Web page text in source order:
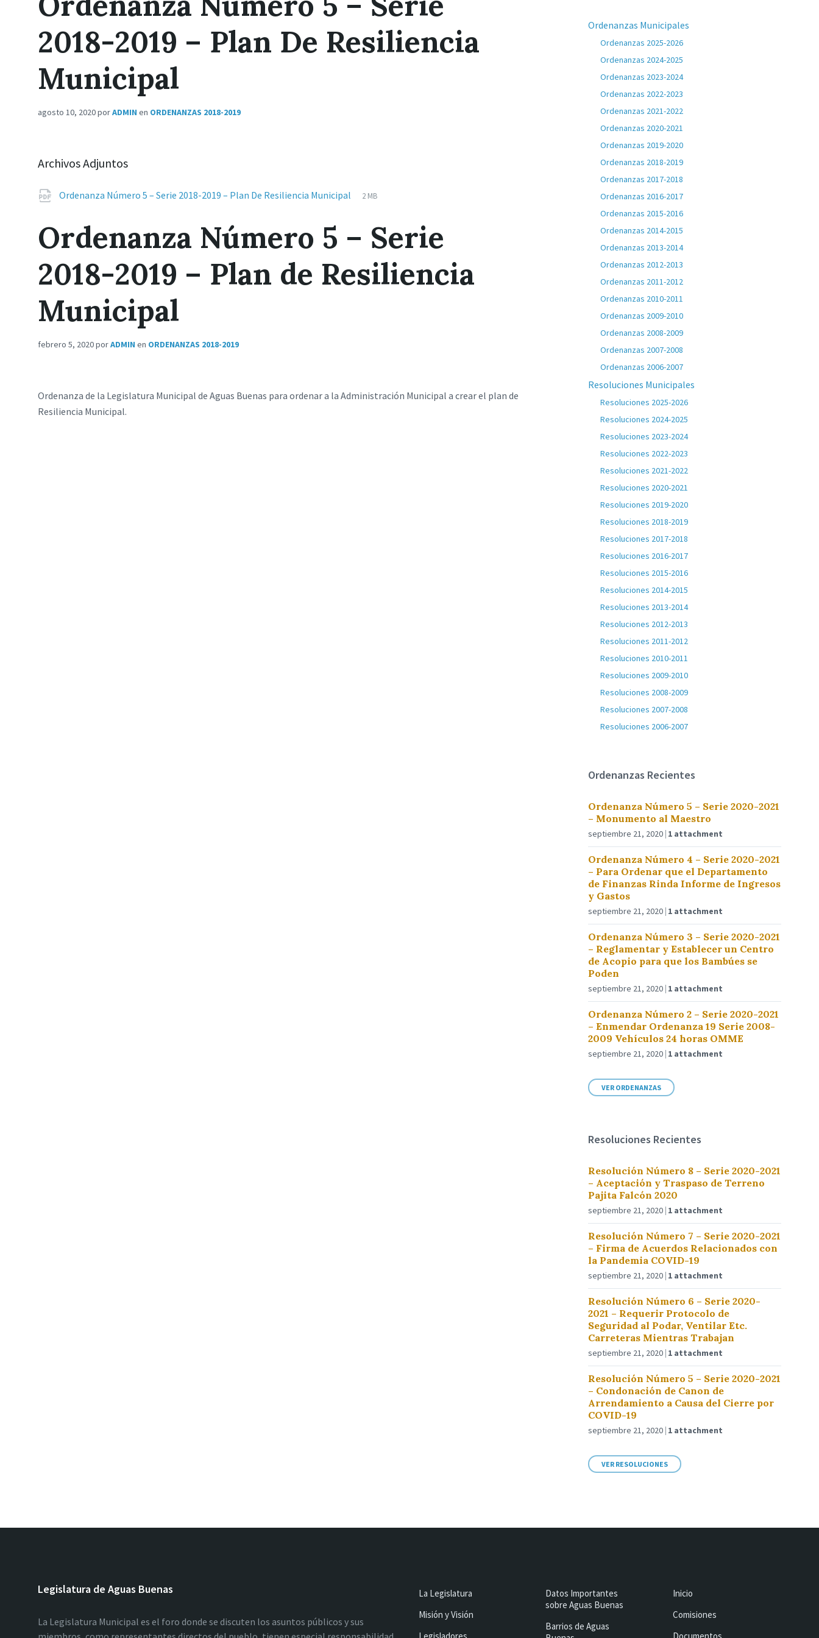
2018-2019 – Plan De Resiliencia
Municipal
agosto 10, 2020porADMIN en ORDENANZAS 2018-2019
Archivos Adjuntos
Ordenanza Número 5 – Serie 2018-2019 – Plan De Resiliencia Municipal
Extensiones
pdf
Tamaño
2 MB
Ordenanza Número 5 – Serie
2018-2019 – Plan de Resiliencia
Municipal
febrero 5, 2020porADMIN en ORDENANZAS 2018-2019
Ordenanza de la Legislatura Municipal de Aguas Buenas para ordenar a la Administración Municipal a crear el plan de
Resiliencia Municipal.
Ordenanzas Municipales
Ordenanzas 2025-2026
Ordenanzas 2024-2025
Ordenanzas 2023-2024
Ordenanzas 2022-2023
Ordenanzas 2021-2022
Ordenanzas 2020-2021
Ordenanzas 2019-2020
Ordenanzas 2018-2019
Ordenanzas 2017-2018
Ordenanzas 2016-2017
Ordenanzas 2015-2016
Ordenanzas 2014-2015
Ordenanzas 2013-2014
Ordenanzas 2012-2013
Ordenanzas 2011-2012
Ordenanzas 2010-2011
Ordenanzas 2009-2010
Ordenanzas 2008-2009
Ordenanzas 2007-2008
Ordenanzas 2006-2007
Resoluciones Municipales
Resoluciones 2025-2026
Resoluciones 2024-2025
Resoluciones 2023-2024
Resoluciones 2022-2023
Resoluciones 2021-2022
Resoluciones 2020-2021
Resoluciones 2019-2020
Resoluciones 2018-2019
Resoluciones 2017-2018
Resoluciones 2016-2017
Resoluciones 2015-2016
Resoluciones 2014-2015
Resoluciones 2013-2014
Resoluciones 2012-2013
Resoluciones 2011-2012
Resoluciones 2010-2011
Resoluciones 2009-2010
Resoluciones 2008-2009
Resoluciones 2007-2008
Resoluciones 2006-2007
Ordenanzas Recientes
Ordenanza Número 5 – Serie 2020-2021
– Monumento al Maestro
septiembre 21, 2020 1 attachment
Ordenanza Número 4 – Serie 2020-2021
– Para Ordenar que el Departamento
de Finanzas Rinda Informe de Ingresos
y Gastos
septiembre 21, 2020 1 attachment
Ordenanza Número 3 – Serie 2020-2021
– Reglamentar y Establecer un Centro
de Acopio para que los Bambúes se
Poden
septiembre 21, 2020 1 attachment
Ordenanza Número 2 – Serie 2020-2021
– Enmendar Ordenanza 19 Serie 2008-
2009 Vehículos 24 horas OMME
septiembre 21, 2020 1 attachment
VER ORDENANZAS
Resoluciones Recientes
Resolución Número 8 – Serie 2020-2021
– Aceptación y Traspaso de Terreno
Pajita Falcón 2020
septiembre 21, 2020 1 attachment
Resolución Número 7 – Serie 2020-2021
– Firma de Acuerdos Relacionados con
la Pandemia COVID-19
septiembre 21, 2020 1 attachment
Resolución Número 6 – Serie 2020-
2021 – Requerir Protocolo de
Seguridad al Podar, Ventilar Etc.
Carreteras Mientras Trabajan
septiembre 21, 2020 1 attachment
Resolución Número 5 – Serie 2020-2021
– Condonación de Canon de
Arrendamiento a Causa del Cierre por
COVID-19
septiembre 21, 2020 1 attachment
VER RESOLUCIONES
Legislatura de Aguas Buenas
La Legislatura Municipal es el foro donde se discuten los asuntos públicos y sus
La Legislatura
Misión y Visión
Datos Importantes
sobre Aguas Buenas
Barrios de Aguas
Inicio
Comisiones